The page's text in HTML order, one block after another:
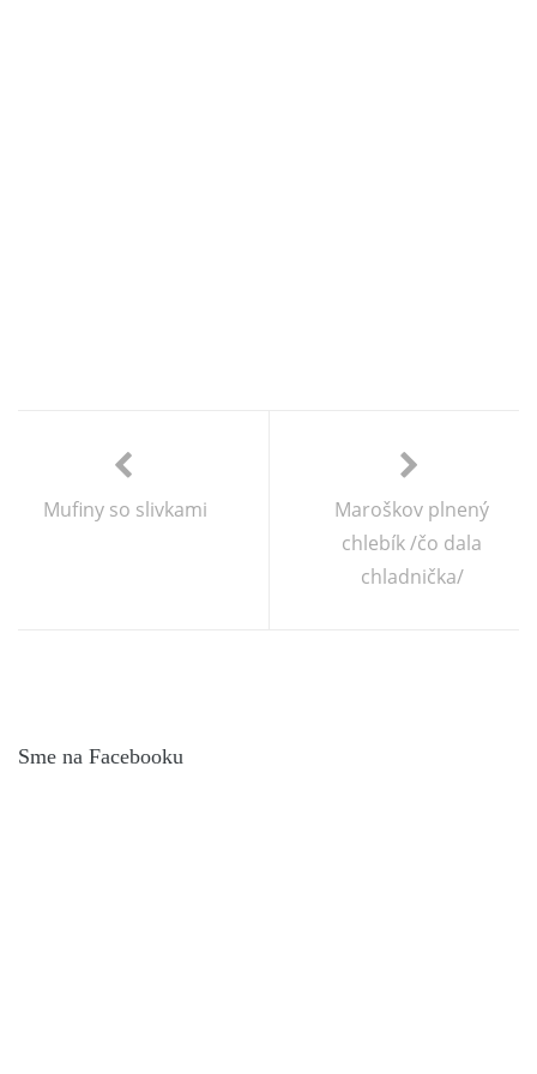
Mufiny so slivkami
Maroškov plnený
chlebík /čo dala
chladnička/
Sme na Facebooku